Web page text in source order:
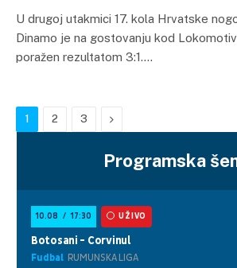
U drugoj utakmici 17. kola Hrvatske
Dinamo je na gostovanju kod
poražen rezultatom 3:1.…
1 2 3 Next
Programska